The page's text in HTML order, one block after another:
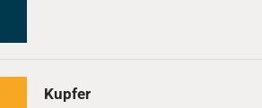
Kupfer